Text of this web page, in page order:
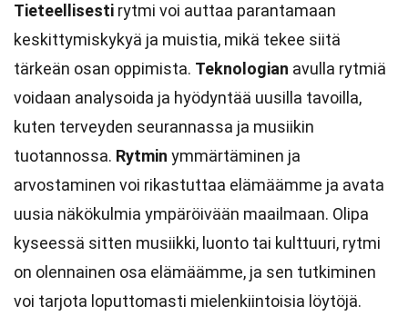
Tieteellisesti rytmi voi auttaa parantamaan
keskittymiskykyä ja muistia, mikä tekee siitä
tärkeän osan oppimista. Teknologian avulla rytmiä
voidaan analysoida ja hyödyntää uusilla tavoilla,
kuten terveyden seurannassa ja musiikin
tuotannossa. Rytmin ymmärtäminen ja
arvostaminen voi rikastuttaa elämäämme ja avata
uusia näkökulmia ympäröivään maailmaan. Olipa
kyseessä sitten musiikki, luonto tai kulttuuri, rytmi
on olennainen osa elämäämme, ja sen tutkiminen
voi tarjota loputtomasti mielenkiintoisia löytöjä.